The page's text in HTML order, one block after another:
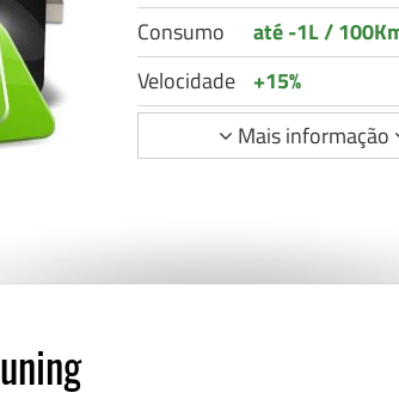
Consumo
até -1L /
Velocidade
+15%
Mais informação